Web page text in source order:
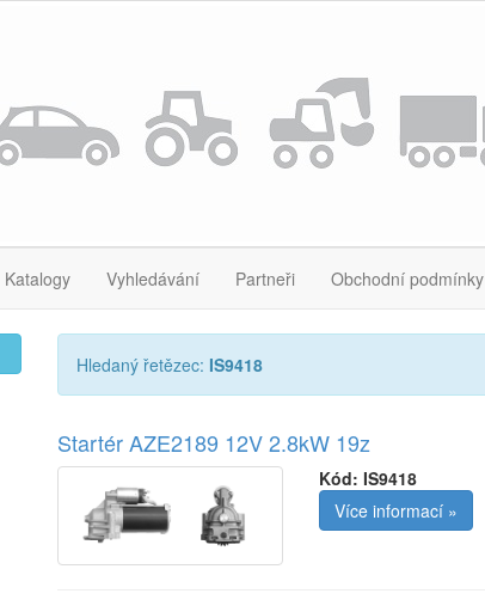
Katalogy Vyhledávání Partneři Obchodní podmínky
Hledaný řetězec: IS9418
Startér AZE2189 12V 2.8kW 19z
Kód: IS9418
Více informací »